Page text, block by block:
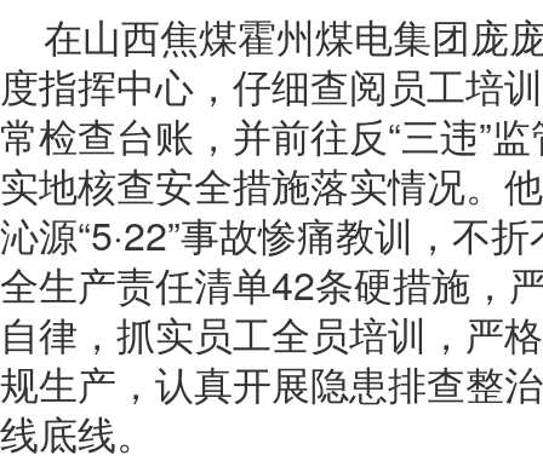
在山西焦煤霍州煤电集团庞
度指挥中心，仔细查阅员工培
常检查台账，并前往反“三违”
实地核查安全措施落实情况。
沁源“5·22”事故惨痛教训，不
全生产责任清单42条硬措施，
自律，抓实员工全员培训，严
规生产，认真开展隐患排查整
线底线。